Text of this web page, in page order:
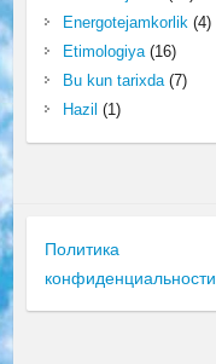
Energotejamkorlik(4)
Etimologiya(16)
Bu kun tarixda(7)
Hazil (1)
Политика
конфиденциальности